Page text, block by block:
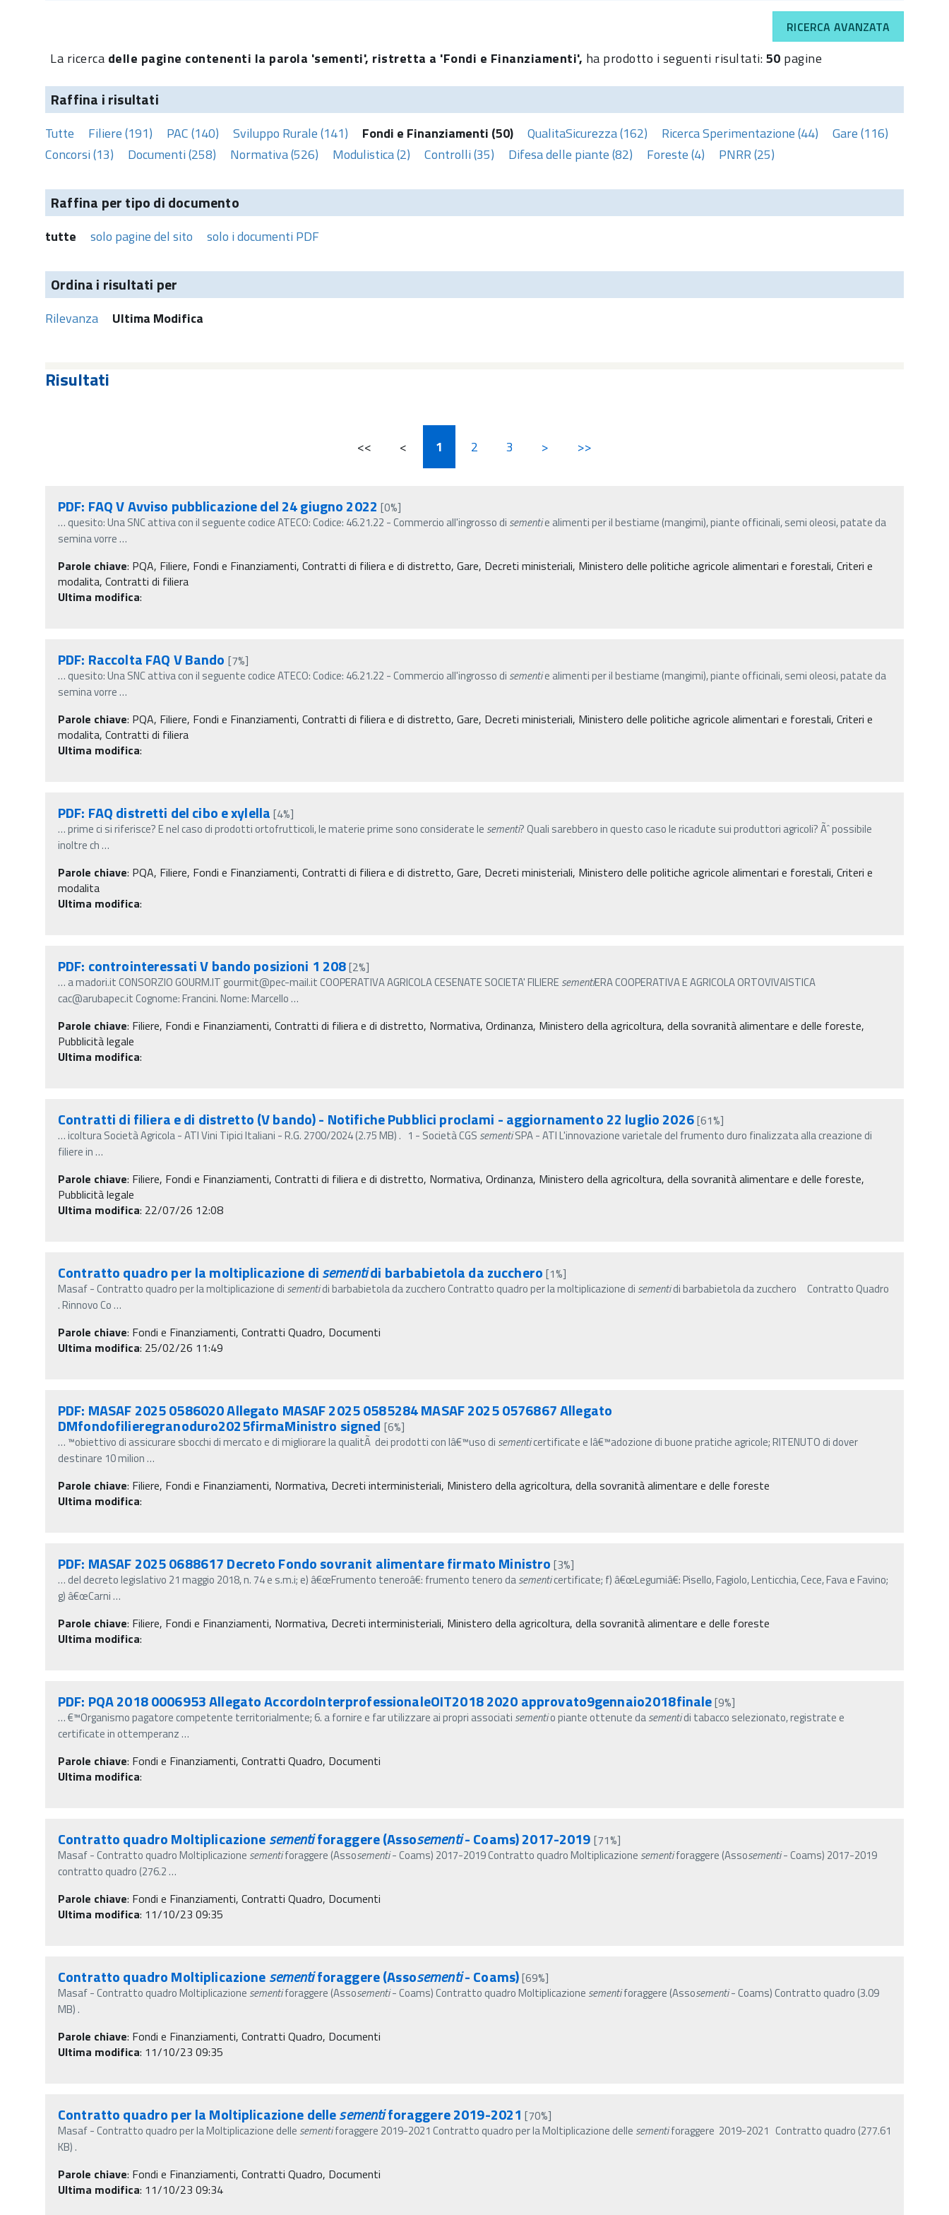
RICERCA AVANZATA
La ricerca delle pagine contenenti la parola 'sementi', ristretta a 'Fondi e Finanziamenti', ha prodotto i seguenti risultati:50 pagine
Raffina i risultati
Tutte Filiere (191) PAC (140) Sviluppo Rurale (141) Fondi e Finanziamenti (50) QualitaSicurezza (162) Ricerca Sperimentazione (44)
Gare (116)
Concorsi (13)
Documenti (258) Normativa (526) Modulistica (2) Controlli (35) Difesa delle piante (82) Foreste (4) PNRR (25)
Raffina per tipo di documento
tutte solo pagine del sito solo i documenti PDF
Ordina i risultati per
Rilevanza Ultima Modifica
Risultati
<< < 1 2 3 > >>
PDF: FAQ V Avviso pubblicazione del 24 giugno 2022 [0%]
… quesito: Una SNC attiva con il seguente codice ATECO: Codice: 46.21.22 - Commercio all'ingrosso di sementie alimenti per il bestiame (mangimi), piante officinali, semi oleosi, patate da
semina vorre…
Parole chiave: PQA, Filiere, Fondi e Finanziamenti, Contratti di filiera e di distretto, Gare, Decreti ministeriali, Ministero delle politiche agricole alimentari e forestali, Criteri e
modalita, Contratti di filiera
Ultima modifica:
PDF: Raccolta FAQ V Bando [7%]
… quesito: Una SNC attiva con il seguente codice ATECO: Codice: 46.21.22 - Commercio all'ingrosso di sementie alimenti per il bestiame (mangimi), piante officinali, semi oleosi, patate da
semina vorre…
Parole chiave: PQA, Filiere, Fondi e Finanziamenti, Contratti di filiera e di distretto, Gare, Decreti ministeriali, Ministero delle politiche agricole alimentari e forestali, Criteri e
modalita, Contratti di filiera
Ultima modifica:
PDF: FAQ distretti del cibo e xylella [4%]
…prime ci si riferisce? E nel caso di prodotti ortofrutticoli, le materie prime sono considerate le sementi? Quali sarebbero in questo caso le ricadute sui produttori agricoli? Ãˆ possibile
inoltre ch…
Parole chiave: PQA, Filiere, Fondi e Finanziamenti, Contratti di filiera e di distretto, Gare, Decreti ministeriali, Ministero delle politiche agricole alimentari e forestali, Criteri e
modalita
Ultima modifica:
PDF: controinteressati V bando posizioni 1 208[2%]
… a madori.it CONSORZIO GOURM.IT gourmit@pec-mail.it COOPERATIVA AGRICOLA CESENATE SOCIETA' FILIERE sementiERA COOPERATIVA E AGRICOLA ORTOVIVAISTICA
cac@arubapec.it Cognome: Francini. Nome: Marcello…
Parole chiave: Filiere, Fondi e Finanziamenti, Contratti di filiera e di distretto, Normativa, Ordinanza, Ministero della agricoltura, della sovranità alimentare e delle foreste,
Pubblicità legale
Ultima modifica:
Contratti di filiera e di distretto (V bando) - Notifiche Pubblici proclami - aggiornamento 22 luglio 2026[61%]
…icoltura Società Agricola - ATI Vini Tipici Italiani - R.G. 2700/2024 (2.75 MB) . 1 - Società CGS sementiSPA - ATI L'innovazione varietale del frumento duro finalizzata alla creazione di
filiere in…
Parole chiave: Filiere, Fondi e Finanziamenti, Contratti di filiera e di distretto, Normativa, Ordinanza, Ministero della agricoltura, della sovranità alimentare e delle foreste,
Pubblicità legale
Ultima modifica: 22/07/26 12:08
Contratto quadro per la moltiplicazione disementidi barbabietola da zucchero[1%]
Masaf - Contratto quadro per la moltiplicazione di sementidi barbabietola da zucchero Contratto quadro per la moltiplicazione di sementidi barbabietola da zucchero Contratto Quadro
. Rinnovo Co…
Parole chiave: Fondi e Finanziamenti, Contratti Quadro, Documenti
Ultima modifica: 25/02/26 11:49
PDF: MASAF 2025 0586020 Allegato MASAF 2025 0585284 MASAF 2025 0576867 Allegato
DMfondofilieregranoduro2025firmaMinistro signed [6%]
… ™obiettivo di assicurare sbocchi di mercato e di migliorare la qualitÃ dei prodotti con lâ€™uso di sementicertificate e lâ€™adozione di buone pratiche agricole; RITENUTO di dover
destinare 10 milion…
Parole chiave: Filiere, Fondi e Finanziamenti, Normativa, Decreti interministeriali, Ministero della agricoltura, della sovranità alimentare e delle foreste
Ultima modifica:
PDF: MASAF 2025 0688617 Decreto Fondo sovranit alimentare firmato Ministro [3%]
…del decreto legislativo 21 maggio 2018, n. 74 e s.m.i; e) â€œFrumento teneroâ€: frumento tenero dasementicertificate; f) â€œLegumiâ€: Pisello, Fagiolo, Lenticchia, Cece, Fava e Favino;
g) â€œCarni…
Parole chiave: Filiere, Fondi e Finanziamenti, Normativa, Decreti interministeriali, Ministero della agricoltura, della sovranità alimentare e delle foreste
Ultima modifica:
PDF: PQA 2018 0006953 Allegato AccordoInterprofessionaleOIT2018 2020 approvato9gennaio2018finale[9%]
…€™Organismo pagatore competente territorialmente; 6. a fornire e far utilizzare ai propri associati sementio piante ottenute dasementidi tabacco selezionato, registrate e
certificate in ottemperanz…
Parole chiave: Fondi e Finanziamenti, Contratti Quadro, Documenti
Ultima modifica:
Contratto quadro Moltiplicazionesementiforaggere (Assosementi- Coams) 2017-2019 [71%]
Masaf - Contratto quadro Moltiplicazione sementiforaggere (Assosementi- Coams) 2017-2019 Contratto quadro Moltiplicazione sementiforaggere (Assosementi- Coams) 2017-2019
contratto quadro (276.2…
Parole chiave: Fondi e Finanziamenti, Contratti Quadro, Documenti
Ultima modifica: 11/10/23 09:35
Contratto quadro Moltiplicazionesementiforaggere (Assosementi- Coams)[69%]
Masaf - Contratto quadro Moltiplicazione sementiforaggere (Assosementi- Coams) Contratto quadro Moltiplicazione sementiforaggere (Assosementi- Coams) Contratto quadro (3.09
MB) .
Parole chiave: Fondi e Finanziamenti, Contratti Quadro, Documenti
Ultima modifica: 11/10/23 09:35
Contratto quadro per la Moltiplicazione dellesementiforaggere 2019-2021 [70%]
Masaf - Contratto quadro per la Moltiplicazione delle sementiforaggere 2019-2021 Contratto quadro per la Moltiplicazione delle sementiforaggere 2019-2021 Contratto quadro (277.61
KB) .
Parole chiave: Fondi e Finanziamenti, Contratti Quadro, Documenti
Ultima modifica: 11/10/23 09:34